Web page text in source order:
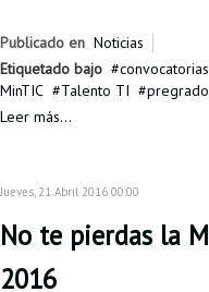
Publicado en Noticias
Etiquetado bajo
MinTIC
Talento TI pregrado
Leer más...
Jueves, 21 Abril 2016 00:00
No te pierdas la
2016